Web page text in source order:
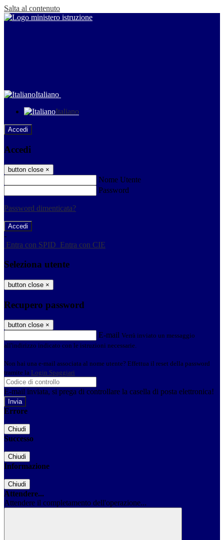
Salta al contenuto
Italiano
Italiano
Accedi
Accedi
button close ×
Nome Utente
Password
Password dimenticata?
-
Entra con SPID Entra con CIE
Seleziona utente
button close ×
Recupero password
button close ×
E-mail Verrà inviato un messaggio
all'indirizzo indicato con le istruzioni necessarie.
Non hai una e-mail associata al nome utente? Effettua il reset della password
tramite la Login Spaggiari
E-mail inviata, si prega di controllare la casella di posta elettronica!
Errore
Chiudi
Successo
Chiudi
Informazione
Chiudi
Attendere...
Attendere il completamento dell'operazione...